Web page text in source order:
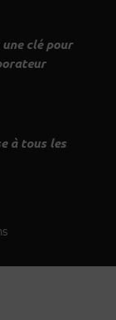
clé pour
à tous les